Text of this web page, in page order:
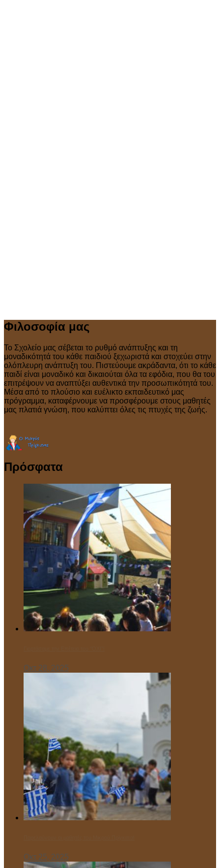
Φιλοσοφία μας
Το Σχολείο μας σέβεται το ρυθμό ανάπτυξης και τη
μοναδικότητά του κάθε παιδιού ξεχωριστά και στοχεύει στην
ολόπλευρη ανάπτυξη του. Πιστεύουμε ακράδαντα, ότι το κάθε
παιδί είναι μοναδικό και δικαιούται όλα τα εφόδια, που θα του
επιτρέψουν να αναπτύξει αυθεντικά την προσωπικότητά του.
Μέσα από το πλούσιο και ευέλικτο εκπαιδευτικό μας
πρόγραμμα, καταφέρνουμε να προσφέρουμε στους μαθητές
μας πλατιά γνώση, που καλύπτει όλες τις πτυχές της ζωής.
Πρόσφατα
Οκτ 28, 2025
Οκτ 25, 2025